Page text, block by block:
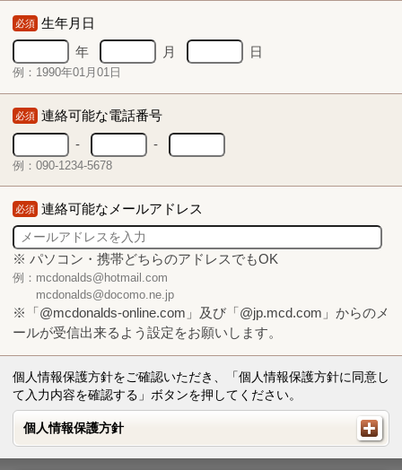
必須 生年月日
年
月 日
例：1990年01月01日
必須 連絡可能な電話番号
-
-
例：090-1234-5678
必須 連絡可能なメールアドレス
※ パソコン・携帯どちらのアドレスでもOK
例：mcdonalds@hotmail.com
mcdonalds@docomo.ne.jp
※「@mcdonalds-online.com」及び「@jp.mcd.com」からのメ
ールが受信出来るよう設定をお願いします。
個人情報保護方針をご確認いただき、「個人情報保護方針に同意し
て入力内容を確認する」ボタンを押してください。
個人情報保護方針
個人情報保護方針